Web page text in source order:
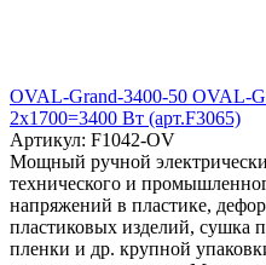
OVAL-Grand-3400-50 OVAL-
2x1700=3400 Вт (арт.F3065)
Артикул: F1042-OV
Мощный ручной
технического и
напряжений в пластике,
пластиковых изделий, сушка
пленки и др. крупной